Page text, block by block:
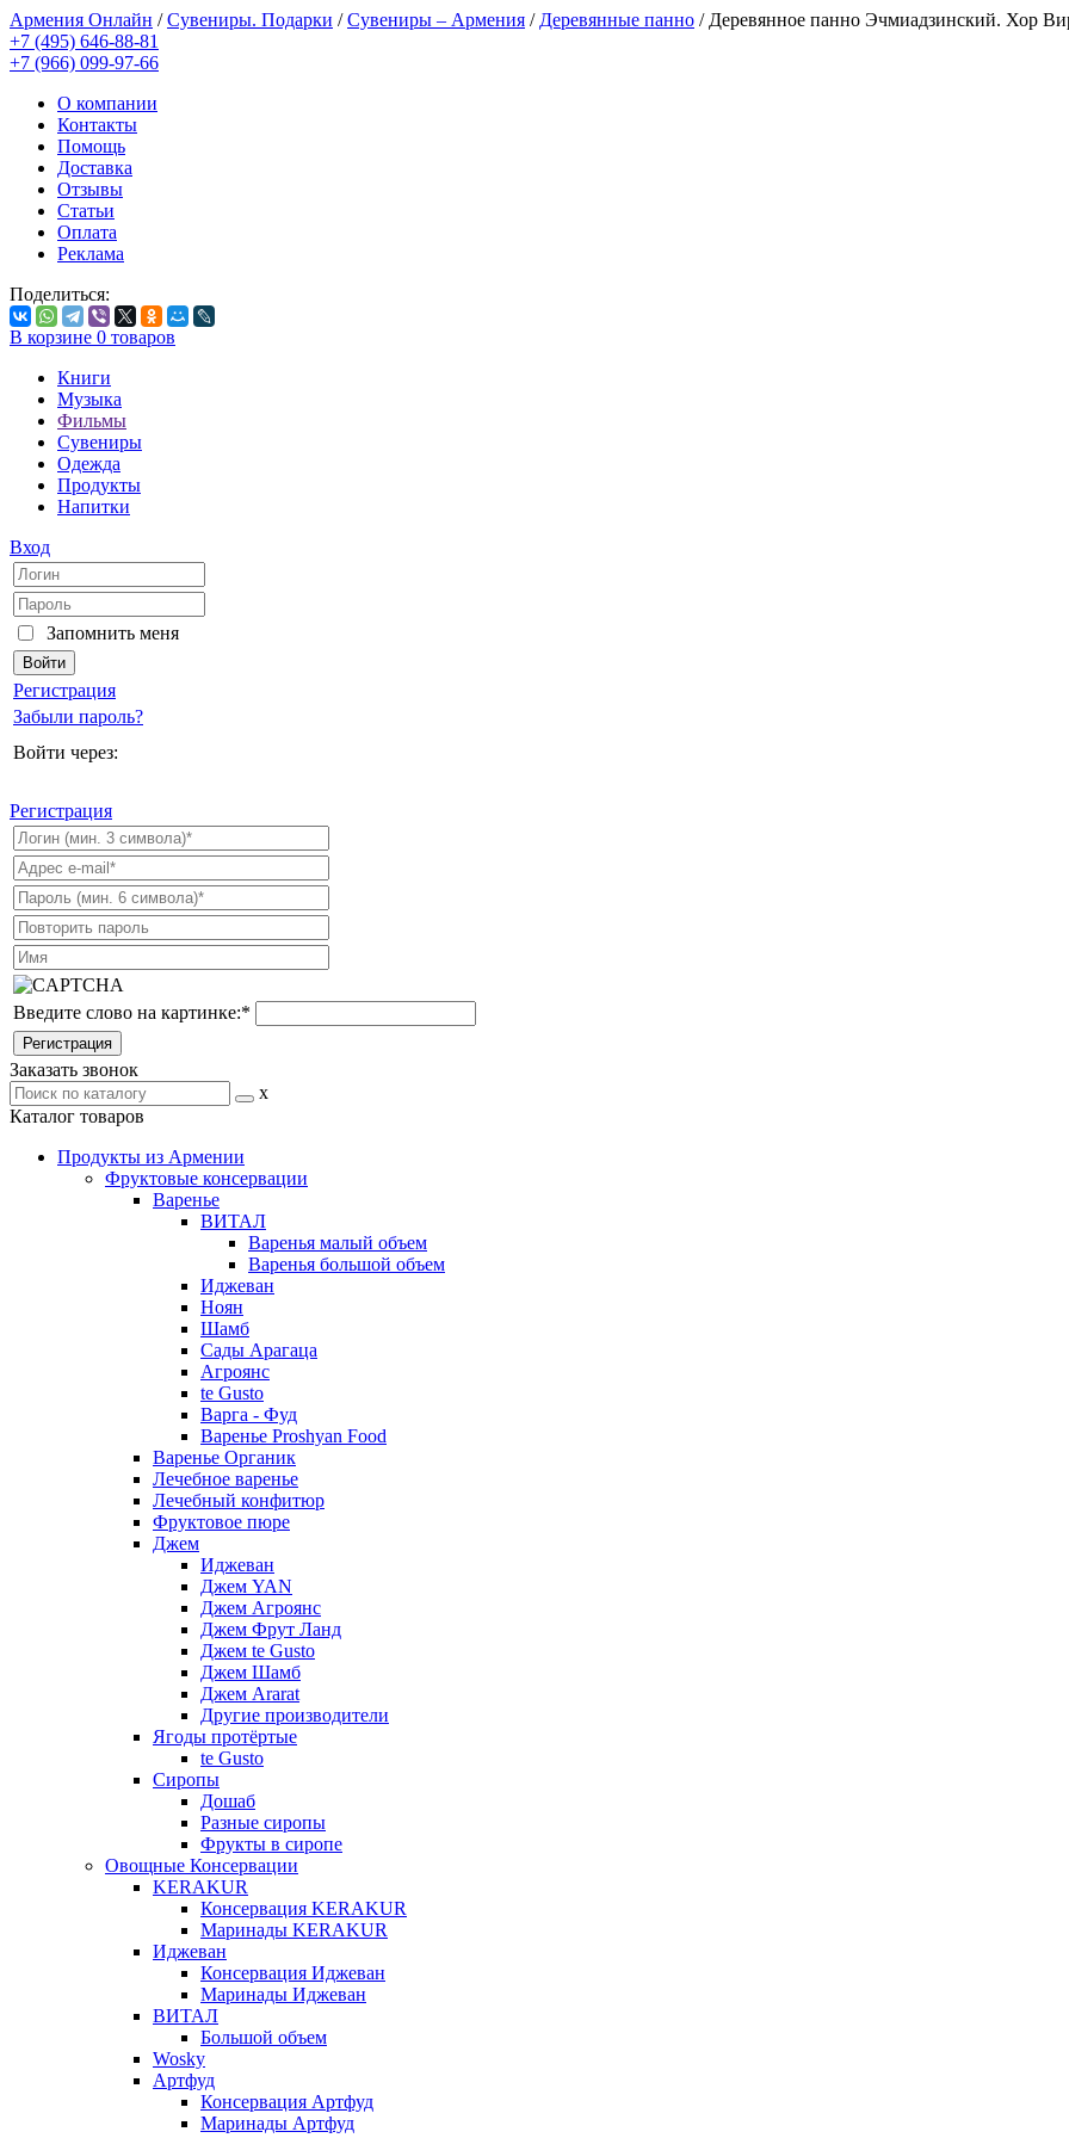
Армения Онлайн /Сувениры. Подарки /Сувениры – Армения / Деревянные панно / Деревянное панно Эчмиадзинский. Хор
+7 (495) 646-88-81
+7 (966) 099-97-66
О компании
Контакты
Помощь
Доставка
Отзывы
Статьи
Оплата
Реклама
Поделиться:
В корзине 0 товаров
Книги
Музыка
Фильмы
Сувениры
Одежда
Продукты
Напитки
Вход
Запомнить меня
Регистрация
Забыли пароль?
Войти через:
Регистрация
Введите слово на картинке:*
Заказать звонок
x
Каталог товаров
Продукты из Армении
Фруктовые консервации
Варенье
ВИТАЛ
Варенья малый объем
Варенья большой объем
Иджеван
Ноян
Шамб
Сады Арагаца
Агроянс
te Gusto
Варга - Фуд
Варенье Proshyan Food
Варенье Органик
Лечебное варенье
Лечебный конфитюр
Фруктовое пюре
Джем
Иджеван
Джем YAN
Джем Агроянс
Джем Фрут Ланд
Джем te Gusto
Джем Шамб
Джем Ararat
Другие производители
Ягоды протёртые
te Gusto
Сиропы
Дошаб
Разные сиропы
Фрукты в сиропе
Овощные Консервации
KERAKUR
Консервация KERAKUR
Маринады KERAKUR
Иджеван
Консервация Иджеван
Маринады Иджеван
ВИТАЛ
Большой объем
Wosky
Артфуд
Консервация Артфуд
Маринады Артфуд